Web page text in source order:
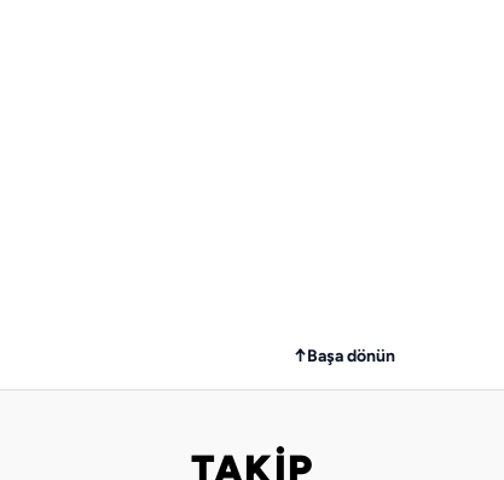
↑Başa dönün
Bizi takip edin
TAKİP